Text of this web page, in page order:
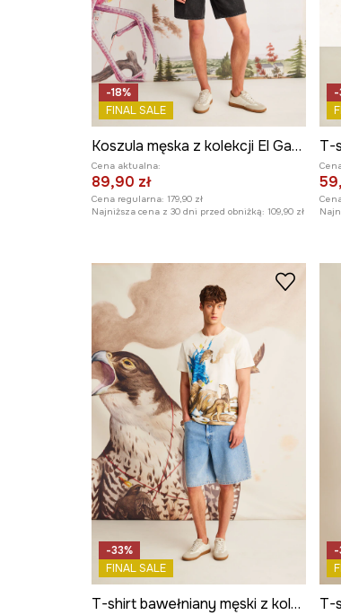
-18%
FINAL SALE
Koszula męska z kolekcji El Gato Chimney x Medicine kolor multicolor
Cena aktualna:
89,90 zł
Cena regularna: 179,90 zł
Najniższa cena z 30 dni przed obniżką: 109,90 zł
-
-33%
FINAL SALE
T-shirt bawełniany męski z kolekcji El Gato Chimney x Medicine kolor beżowy
-